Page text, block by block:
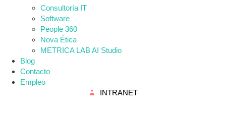
Consultoría IT
Software
People 360
Nova Ética
METRICA LAB AI Studio
Blog
Contacto
Empleo
INTRANET